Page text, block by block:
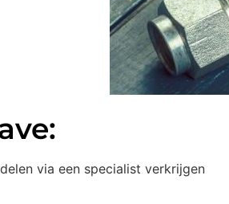
via een specialist verkrijgen